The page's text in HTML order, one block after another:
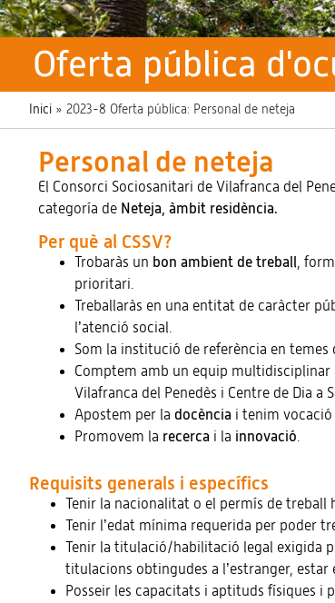
Oferta pública
Inici » 2023-8 Oferta pública: Personal de neteja
Personal de neteja
El Consorci Sociosanitari de Vilafranca del
categoría de Neteja, àmbit residència.
Per què al CSSV?
Trobaràs un bon ambient de treball ,
prioritari.
Treballaràs en una entitat de caràcter
l’atenció social.
Som la institució de referència en temes
Comptem amb un equip multidisciplinar
Vilafranca del Penedès i Centre de Dia a
Apostem per la docència i tenim vocació
Promovem la recerca i la innovació
Requisits generals i específics
Tenir la nacionalitat o el permís de
Tenir l’edat mínima requerida per poder
Tenir la titulació/habilitació legal exigida
titulacions obtingudes a l’estranger,
Posseir les capacitats i aptituds físiques i